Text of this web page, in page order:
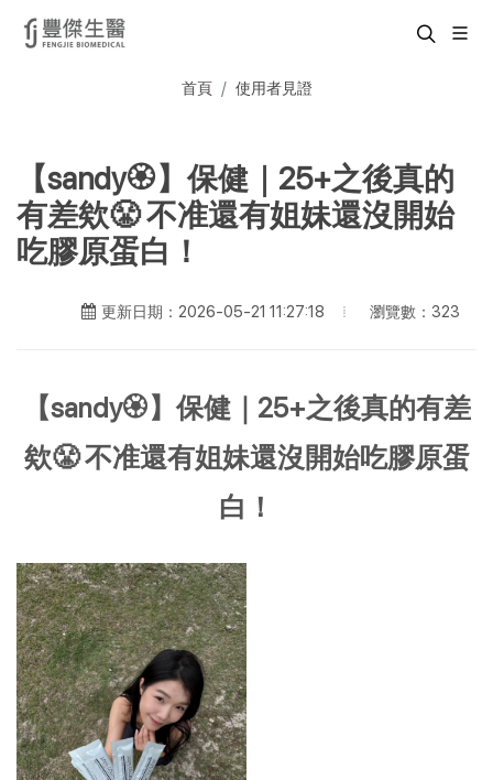
首頁 使用者見證
【sandy🏵】保健｜25+之後真的
有差欸😤 不准還有姐妹還沒開始
吃膠原蛋白！
更新日期：2026-05-21 11:27:18 瀏覽數：323
【sandy🏵】保健｜25+之後真的有差
欸😤 不准還有姐妹還沒開始吃膠原蛋
白！